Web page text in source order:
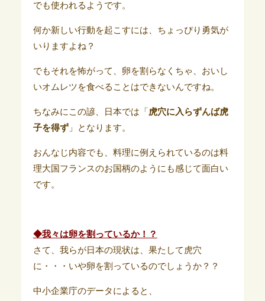
でも使われるようです。
何か新しい行動を起こすには、ちょっぴり勇気が
いりますよね？
でもそれを怖がって、卵を割らなくちゃ、おいし
いオムレツを食べることはできないんですね。
ちなみにこの諺、日本では「 虎穴に入らずんば虎
子を得ず」となります。
おんなじ内容でも、料理に例えられているのは料
理大国フランスのお国柄のようにも感じて面白い
です。
◆我々は卵を割っているか！？
さて、我らが日本の現状は、果たして虎穴
に・・・いや卵を割っているのでしょうか？？
中小企業庁のデータによると、